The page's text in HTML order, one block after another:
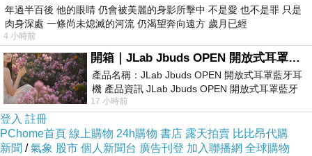
萬丈情濤
水漫金山
恨只恨
法海無情啊
（斷橋）
年過半百後 他的眼睛 仍會被美麗的身影所擊中 不是愛 也不是罪 只是
肉身深處 一條尚未熄滅的河流 仍渴望奔向遠方 歲月已經
4 小時前
開箱｜JLab Jbuds OPEN 開放式耳罩藍牙耳機 - 設計美學，輕巧、透氣、環境音全物理達成！
產品名稱：JLab Jbuds OPEN 開放式耳罩藍牙耳
機 產品資訊 JLab Jbuds OPEN 開放式耳罩藍牙
耳機評語：非常有特色，值得喜愛美型工
17 小時前
登入 註冊
PChome首頁 線上購物 24h購物 書店 露天拍賣 比比昂代購
新聞 /氣象 股市 個人新聞台 廣告刊登 加入聯播網 全球購物